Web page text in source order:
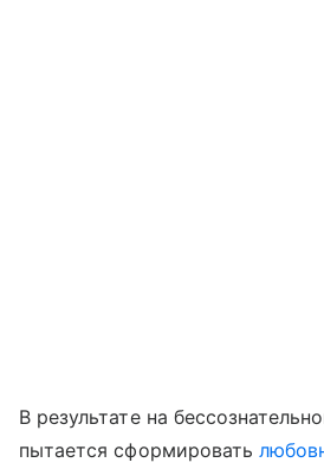
В результате на
пытается сформировать